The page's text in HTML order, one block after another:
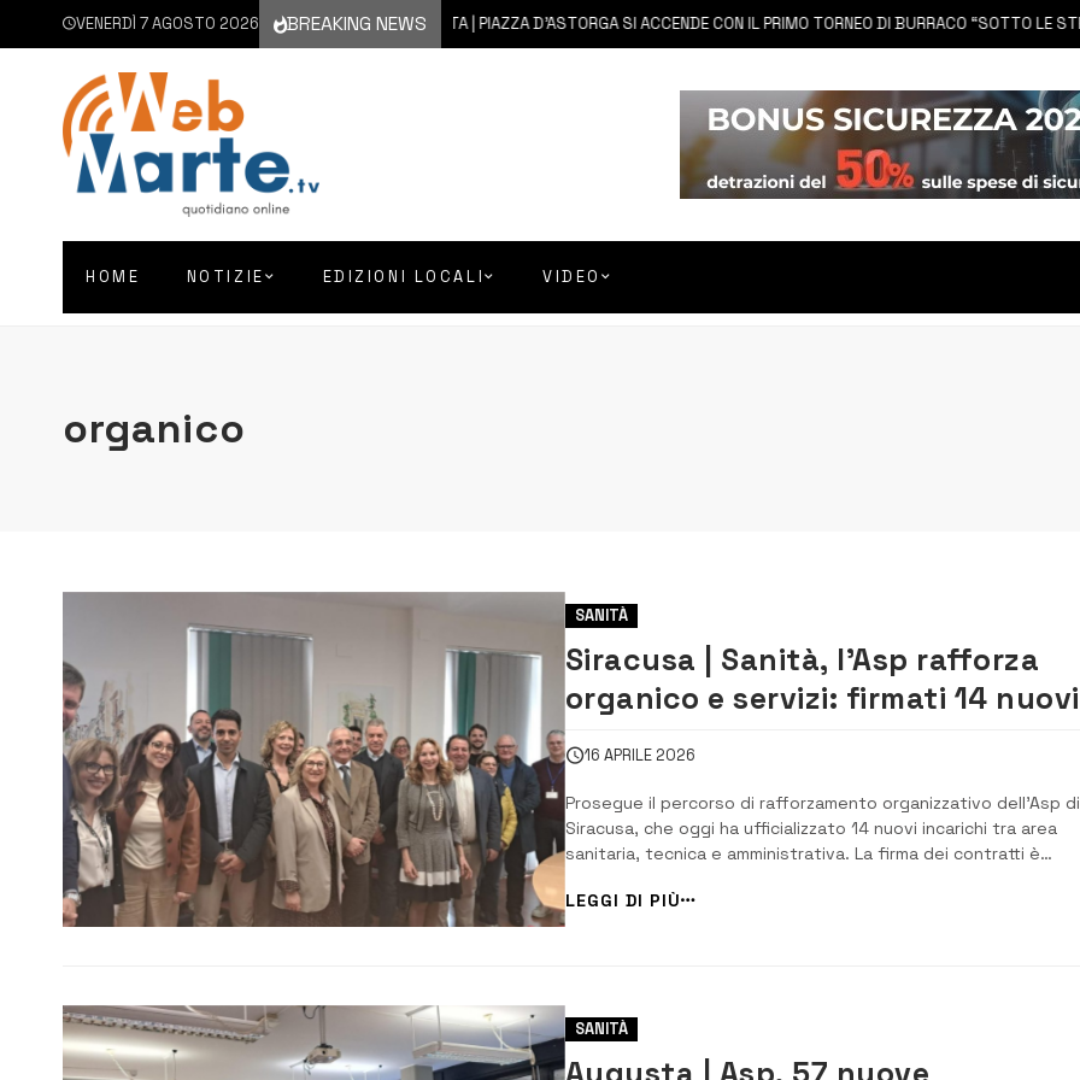
VENERDÌ 7 AGOSTO 2026 BREAKING NEWS
7 AGOSTO 2026 AUGUSTA | PIAZZA D’ASTORGA SI ACCENDE CON IL PRIMO TORNEO DI BURRACO “SOTTO LE STELLE”
HOME NOTIZIE EDIZIONI LOCALI VIDEO
organico
SANITÀ
Siracusa | Sanità, l’Asp rafforza
organico e servizi: firmati 14 nuovi
incarichi
16 APRILE 2026
Prosegue il percorso di rafforzamento organizzativo dell’Asp di
Siracusa, che oggi ha ufficializzato 14 nuovi incarichi tra area
sanitaria, tecnica e amministrativa. La firma dei contratti è
commissario straordinario Gioacchino Iraci e del direttore delle
Risorse umane Lavinia Lo C...
LEGGI DI PIÙ
SANITÀ